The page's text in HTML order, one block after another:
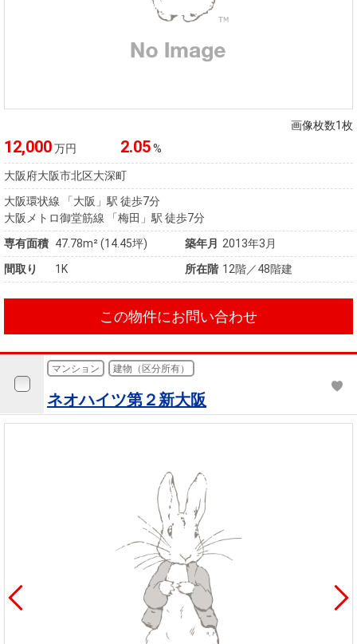
画像枚数1枚
12,000万円 2.05%
大阪府大阪市北区大深町
大阪環状線 「大阪」駅 徒歩7分
大阪メトロ御堂筋線 「梅田」駅 徒歩7分
専有面積 47.78m² (14.45坪) 築年月 2013年3月
間取り
1K 所在階 12階／48階建
この物件にお問い合わせ
マンション 建物（区分所有）
ネオハイツ第２新大阪